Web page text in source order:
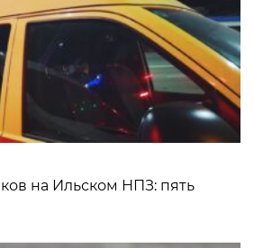
на Ильском НПЗ: пять